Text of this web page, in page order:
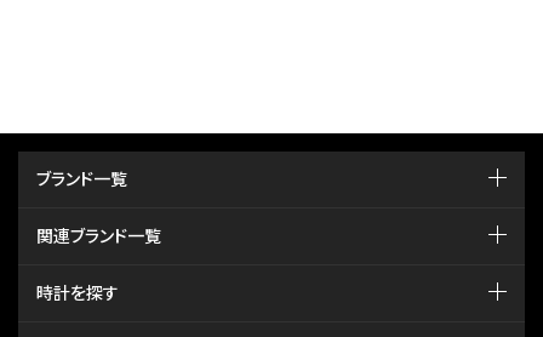
ブランド一覧
関連ブランド一覧
時計を探す